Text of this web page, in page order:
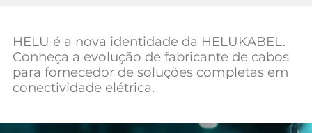
Mundial 2026
HELU é a nova identidade da HELUKABEL.
Conheça a evolução de fabricante de cabos
para fornecedor de soluções completas em
conectividade elétrica.